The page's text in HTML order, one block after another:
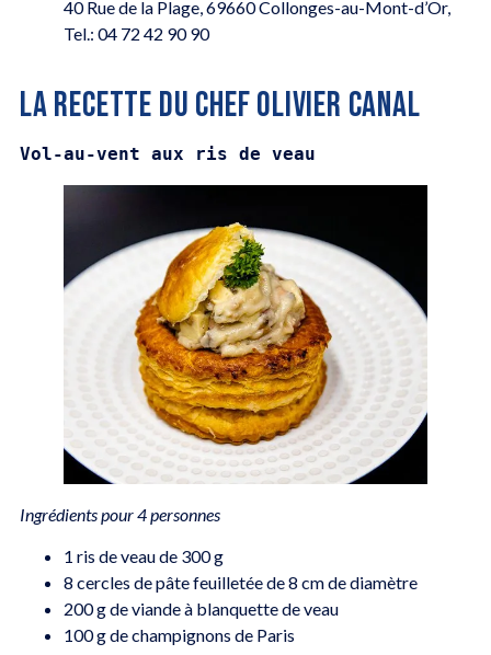
40 Rue de la Plage, 69660 Collonges-au-Mont-d’Or,
Tel.: 04 72 42 90 90
LA RECETTE DU CHEF OLIVIER CANAL
Vol-au-vent aux ris de veau
Ingrédients pour 4 personnes
1 ris de veau de 300 g
8 cercles de pâte feuilletée de 8 cm de diamètre
200 g de viande à blanquette de veau
100 g de champignons de Paris